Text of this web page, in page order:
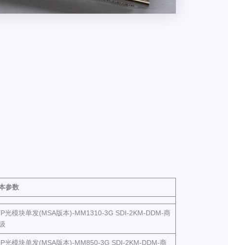
参数
光模块单发(MSA版本)-MM1310-3G SDI-2KM-DDM-商
光模块单发(MSA版本)-MM850-3G SDI-2KM-DDM-商